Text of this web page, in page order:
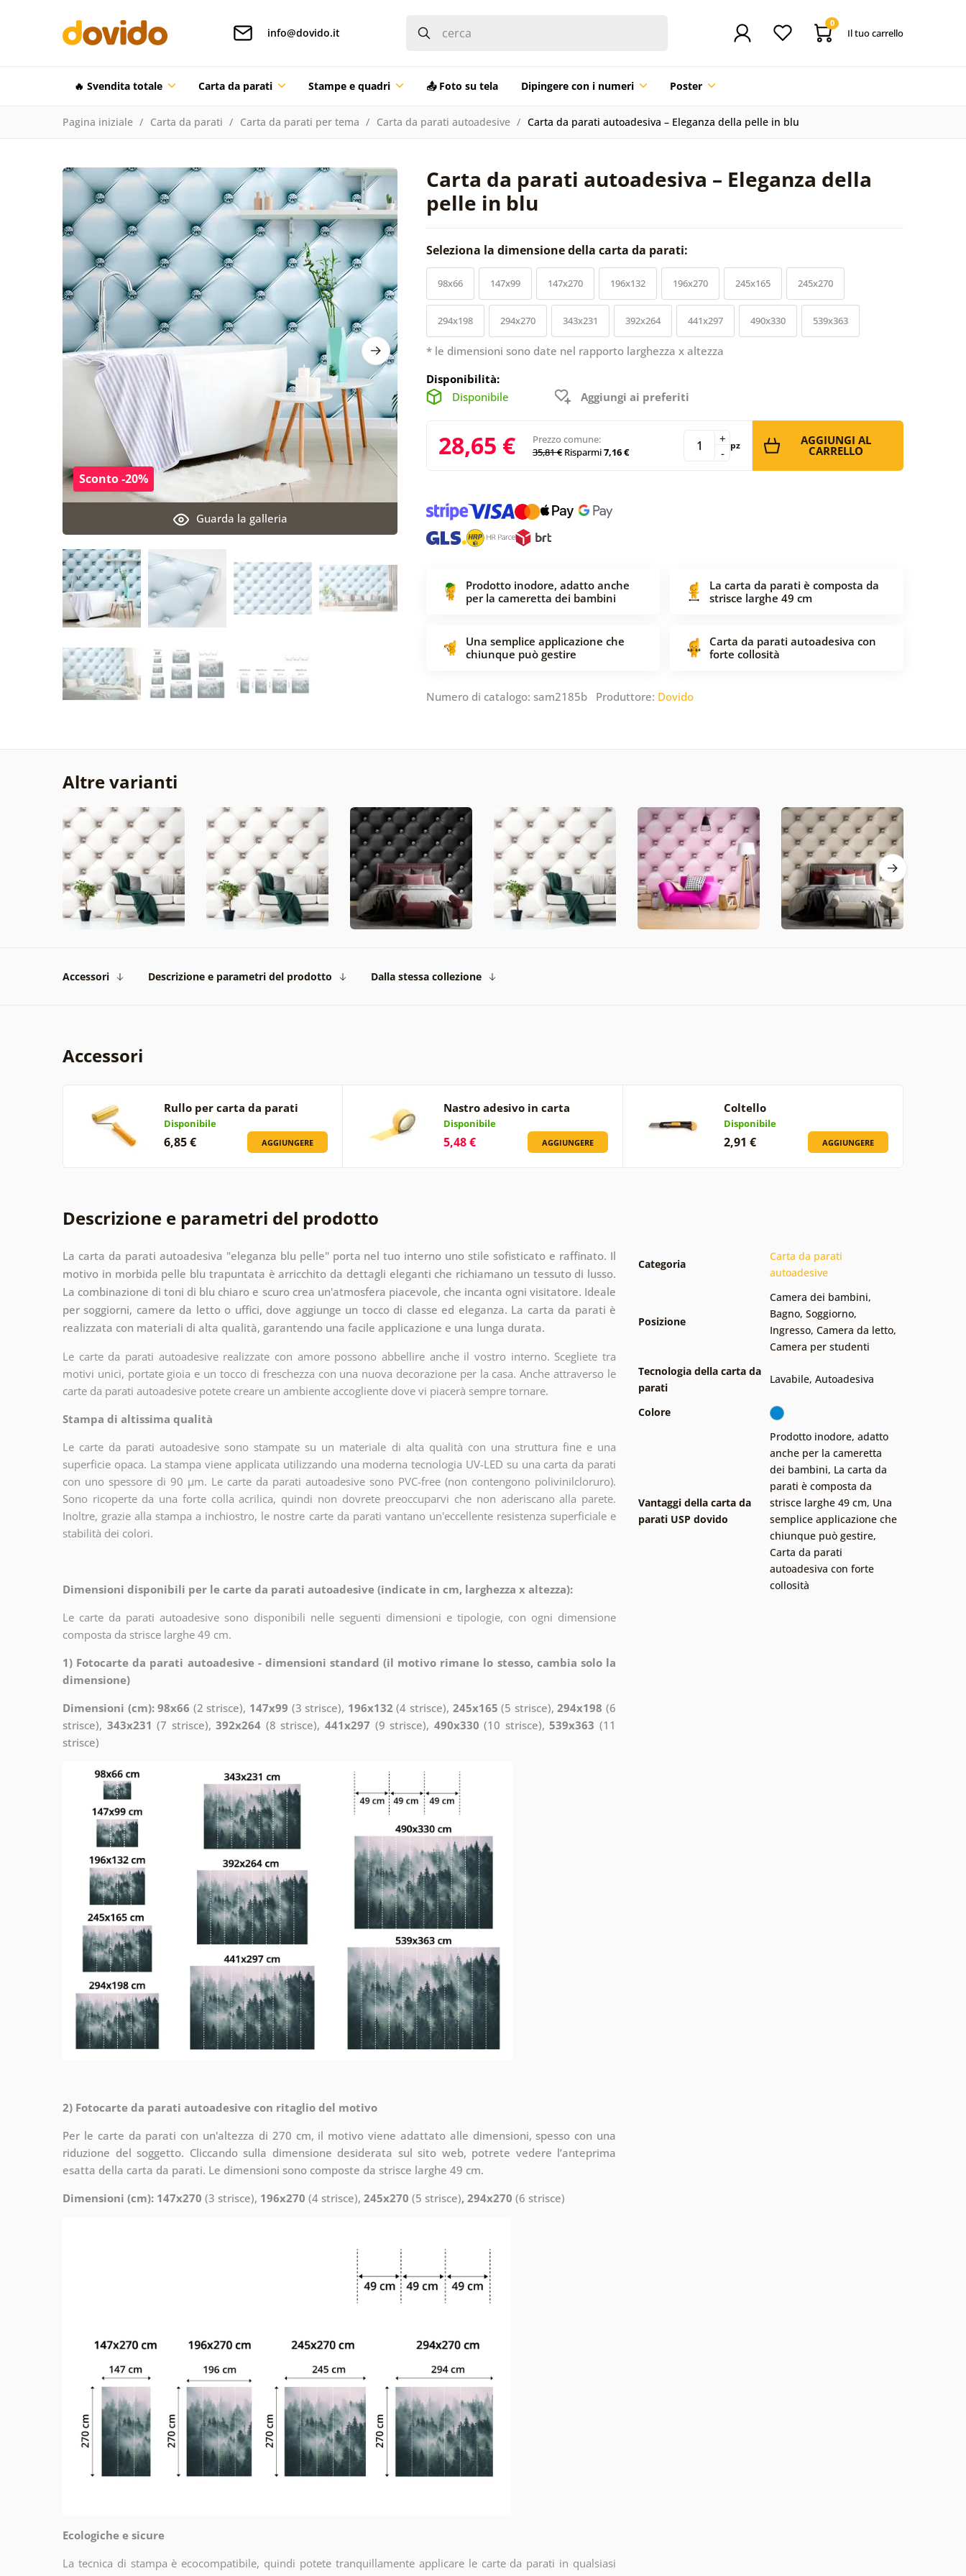
info@dovido.it
0
Il tuo carrello
🔥 Svendita totale Carta da parati Stampe e quadri 📤 Foto su tela Dipingere con i numeri Poster
Pagina iniziale Carta da parati Carta da parati per tema Carta da parati autoadesive Carta da parati autoadesiva – Eleganza della pelle in blu
Carta da parati autoadesiva – Eleganza della
pelle in blu
Guarda la galleria
Sconto -20%
Seleziona la dimensione della carta da parati:
98x66 147x99 147x270 196x132 196x270 245x165 245x270
294x198 294x270 343x231 392x264 441x297 490x330 539x363
* le dimensioni sono date nel rapporto larghezza x altezza
Disponibilità:
Disponibile
Aggiungi ai preferiti
28,65 €
Prezzo comune:
35,81 € Risparmi7,16 € -
+ pz AGGIUNGI AL
CARRELLO
Prodotto inodore, adatto anche
per la cameretta dei bambini
La carta da parati è composta da
strisce larghe 49 cm
Una semplice applicazione che
chiunque può gestire
Carta da parati autoadesiva con
forte collosità
Numero di catalogo: sam2185b Produttore: Dovido
Altre varianti
Accessori Descrizione e parametri del prodotto Dalla stessa collezione
Accessori
Rullo per carta da parati
Disponibile
6,85 € AGGIUNGERE
Nastro adesivo in carta
Disponibile
5,48 € AGGIUNGERE
Coltello
Disponibile
2,91 € AGGIUNGERE
Descrizione e parametri del prodotto
La carta da parati autoadesiva "eleganza blu pelle" porta nel tuo interno uno stile sofisticato e raffinato. Il
motivo in morbida pelle blu trapuntata è arricchito da dettagli eleganti che richiamano un tessuto di lusso.
La combinazione di toni di blu chiaro e scuro crea un'atmosfera piacevole, che incanta ogni visitatore. Ideale
per soggiorni, camere da letto o uffici, dove aggiunge un tocco di classe ed eleganza. La carta da parati è
realizzata con materiali di alta qualità, garantendo una facile applicazione e una lunga durata.
Le carte da parati autoadesive realizzate con amore possono abbellire anche il vostro interno. Scegliete tra
motivi unici, portate gioia e un tocco di freschezza con una nuova decorazione per la casa. Anche attraverso le
carte da parati autoadesive potete creare un ambiente accogliente dove vi piacerà sempre tornare.
Stampa di altissima qualità
Le carte da parati autoadesive sono stampate su un materiale di alta qualità con una struttura fine e una
superficie opaca. La stampa viene applicata utilizzando una moderna tecnologia UV-LED su una carta da parati
con uno spessore di 90 µm. Le carte da parati autoadesive sono PVC-free (non contengono polivinilcloruro).
Sono ricoperte da una forte colla acrilica, quindi non dovrete preoccuparvi che non aderiscano alla parete.
Inoltre, grazie alla stampa a inchiostro, le nostre carte da parati vantano un'eccellente resistenza superficiale e
stabilità dei colori.
Dimensioni disponibili per le carte da parati autoadesive (indicate in cm, larghezza x altezza):
Le carte da parati autoadesive sono disponibili nelle seguenti dimensioni e tipologie, con ogni dimensione
composta da strisce larghe 49 cm.
1) Fotocarte da parati autoadesive - dimensioni standard (il motivo rimane lo stesso, cambia solo la
dimensione)
Dimensioni (cm): 98x66 (2 strisce), 147x99 (3 strisce), 196x132 (4 strisce), 245x165 (5 strisce),294x198 (6
strisce), 343x231 (7 strisce),392x264 (8 strisce),441x297 (9 strisce), 490x330 (10 strisce),539x363 (11
strisce)
2) Fotocarte da parati autoadesive con ritaglio del motivo
Per le carte da parati con un'altezza di 270 cm, il motivo viene adattato alle dimensioni, spesso con una
riduzione del soggetto. Cliccando sulla dimensione desiderata sul sito web, potrete vedere l’anteprima
esatta della carta da parati. Le dimensioni sono composte da strisce larghe 49 cm.
Dimensioni (cm): 147x270 (3 strisce), 196x270 (4 strisce), 245x270 (5 strisce), 294x270 (6 strisce)
Ecologiche e sicure
La tecnica di stampa è ecocompatibile, quindi potete tranquillamente applicare le carte da parati in qualsiasi
Categoria
Carta da parati
autoadesive
Posizione
Camera dei bambini,
Bagno, Soggiorno,
Ingresso, Camera da letto,
Camera per studenti
Tecnologia della carta da
parati
Lavabile, Autoadesiva
Colore
Vantaggi della carta da
parati USP dovido
Prodotto inodore, adatto
anche per la cameretta
dei bambini, La carta da
parati è composta da
strisce larghe 49 cm, Una
semplice applicazione che
chiunque può gestire,
Carta da parati
autoadesiva con forte
collosità